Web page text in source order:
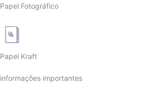
Papel Fotográfico
Papel Kraft
informações importantes